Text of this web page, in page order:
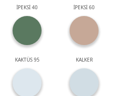
İPEKSİ 40 İPEKSİ 60
KAKTÜS 95 KALKER